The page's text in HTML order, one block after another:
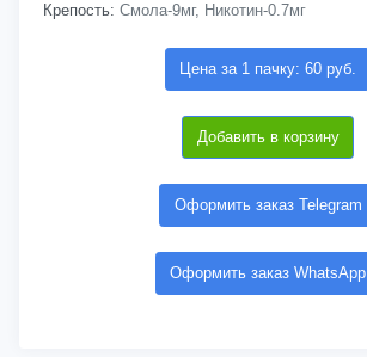
Крепость: Смола-9мг, Никотин-0.7мг
Цена за 1 пачку: 60 руб.
Добавить в корзину
Оформить заказ Telegram
Оформить заказ WhatsApp